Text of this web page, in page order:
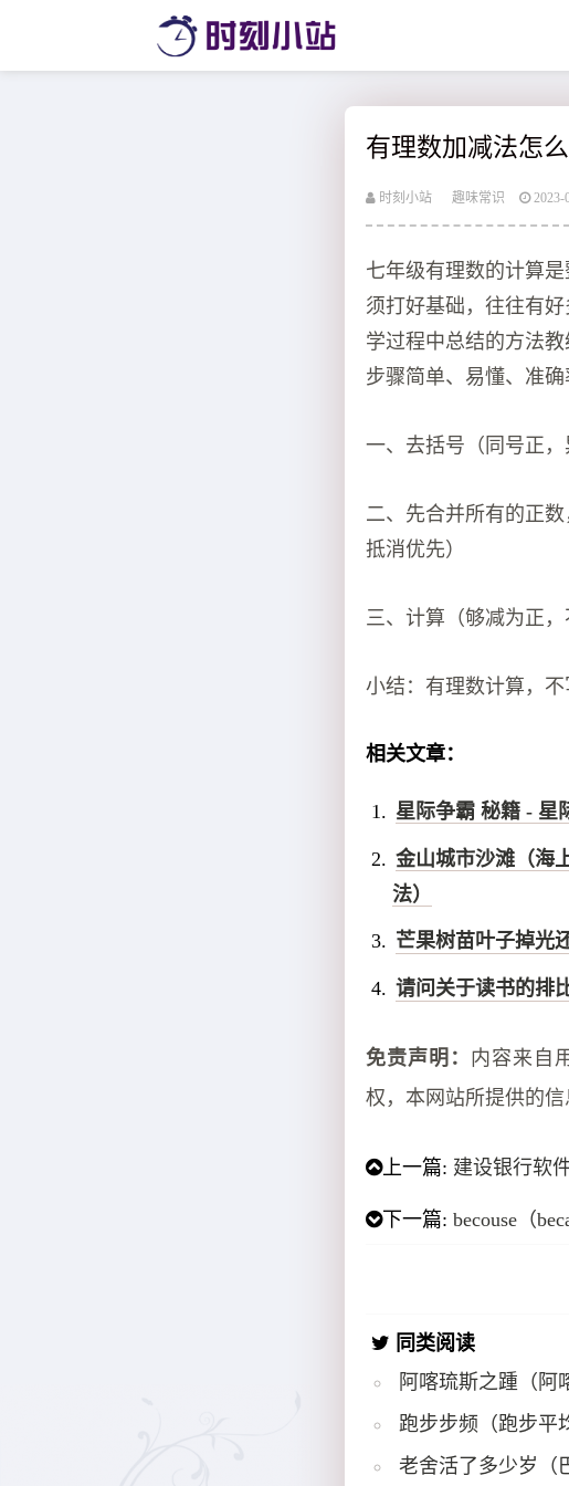
有理数加减法怎
时刻小站 趣味常识 2023-
七年级有理数的计算
须打好基础，往往有
学过程中总结的方法
步骤简单、易懂、准确
一、去括号（同号正，
二、先合并所有的正
抵消优先）
三、计算（够减为正，
小结：有理数计算，
相关文章：
星际争霸 秘籍 - 星
金山城市沙滩（海
法）
芒果树苗叶子掉光
请问关于读书的排
免责声明： 内容来自
权，本网站所提供的信
上一篇: 建设银行软
下一篇:becouse（
同类阅读
阿喀琉斯之踵（阿
跑步步频（跑步平
老舍活了多少岁（